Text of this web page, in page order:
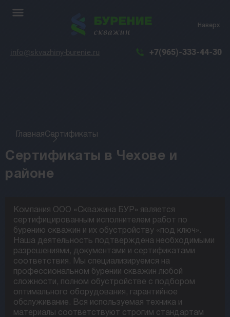
Наверх
info@skvazhiny-burenie.ru +7(965)-333-44-30
ГлавнаяСертификаты
Сертификаты в Чехове и
районе
Компания ООО «Скважина БУР» является
сертифицированным исполнителем работ по
бурению скважин и их обустройству «под ключ».
Наша деятельность подтверждена необходимыми
разрешениями, документами и сертификатами
соответствия. Мы специализируемся на
профессиональном бурении скважин любой
сложности, полном обустройстве с подбором
оптимального оборудования, гарантийное
обслуживание. Вся используемая техника и
материалы соответствуют строгим стандартам